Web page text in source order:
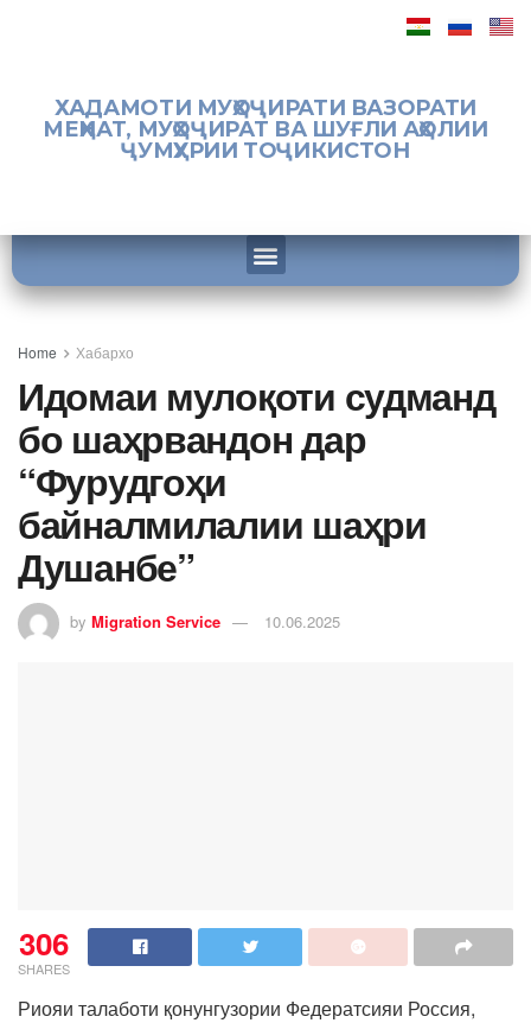
ХАДАМОТИ МУҲОҶИРАТИ ВАЗОРАТИ
МЕҲНАТ, МУҲОҶИРАТ ВА ШУҒЛИ АҲОЛИИ
ҶУМҲУРИИ ТОҶИКИСТОН
Home Хабархо
Идомаи мулоқоти судманд
бо шаҳрвандон дар
“Фурудгоҳи
байналмилалии шаҳри
Душанбе”
by Migration Service 10.06.2025
306
SHARES
Риояи талаботи қонунгузории Федератсияи Россия,